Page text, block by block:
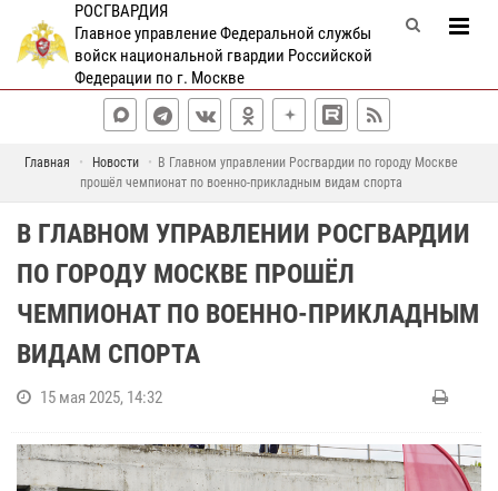
РОСГВАРДИЯ
Главное управление Федеральной службы
войск национальной гвардии Российской
Федерации по г. Москве
Главная Новости
В Главном управлении Росгвардии по городу Москве
прошёл чемпионат по военно-прикладным видам спорта
В ГЛАВНОМ УПРАВЛЕНИИ РОСГВАРДИИ
ПО ГОРОДУ МОСКВЕ ПРОШЁЛ
ЧЕМПИОНАТ ПО ВОЕННО-ПРИКЛАДНЫМ
ВИДАМ СПОРТА
15 мая 2025, 14:32